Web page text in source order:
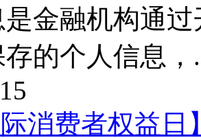
金融机构通
的个人信息，
际消费者权益